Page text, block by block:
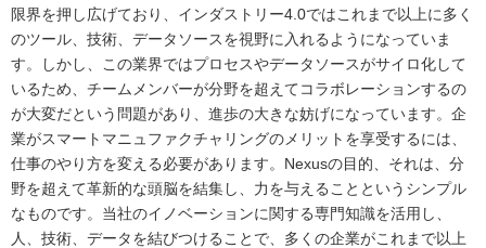
限界を押し広げており、インダストリー4.0ではこれまで以上に多く
のツール、技術、データソースを視野に入れるようになっていま
す。しかし、この業界ではプロセスやデータソースがサイロ化して
いるため、チームメンバーが分野を超えてコラボレーションするの
が大変だという問題があり、進歩の大きな妨げになっています。企
業がスマートマニュファクチャリングのメリットを享受するには、
仕事のやり方を変える必要があります。Nexusの目的、それは、分
野を超えて革新的な頭脳を結集し、力を与えることというシンプル
なものです。当社のイノベーションに関する専門知識を活用し、
人、技術、データを結びつけることで、多くの企業がこれまで以上